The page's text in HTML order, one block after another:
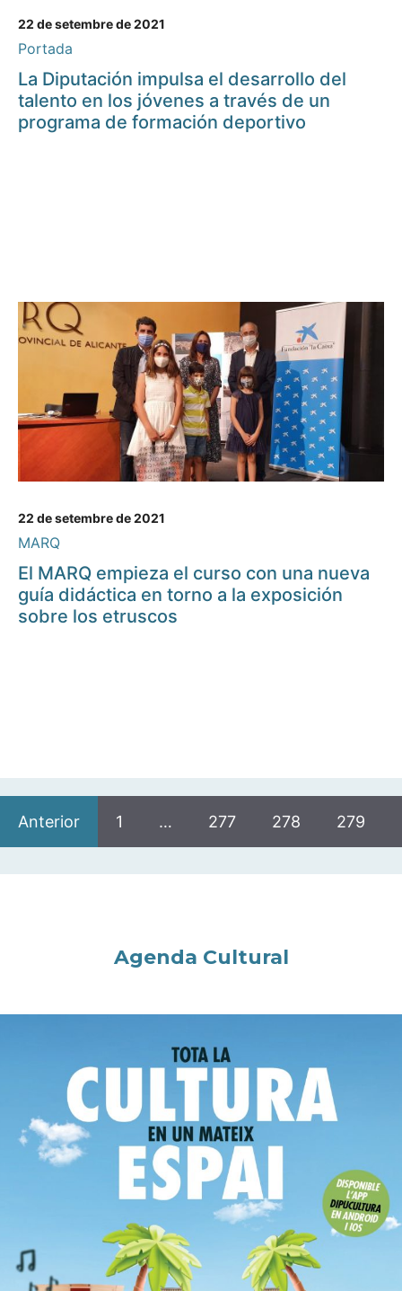
22 de setembre de 2021
Portada
La Diputación impulsa el desarrollo del
talento en los jóvenes a través de un
programa de formación deportivo
22 de setembre de 2021
MARQ
El MARQ empieza el curso con una nueva
guía didáctica en torno a la exposición
sobre los etruscos
Anterior 1 … 277 278 279
Agenda Cultural